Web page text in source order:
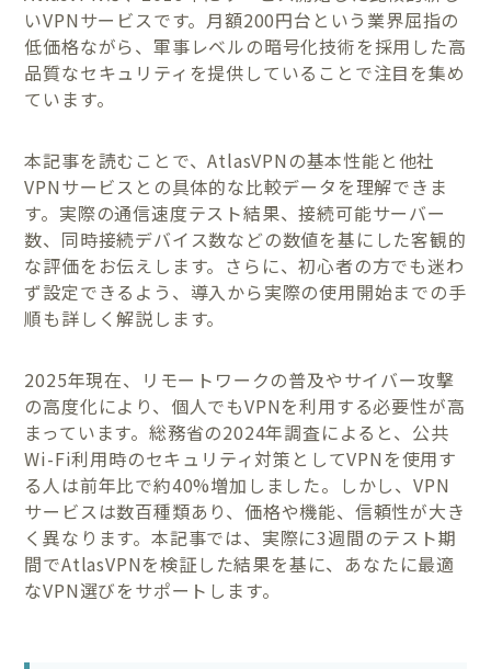
いVPNサービスです。月額200円台という業界屈指の
低価格ながら、軍事レベルの暗号化技術を採用した高
品質なセキュリティを提供していることで注目を集め
ています。
本記事を読むことで、AtlasVPNの基本性能と他社
VPNサービスとの具体的な比較データを理解できま
す。実際の通信速度テスト結果、接続可能サーバー
数、同時接続デバイス数などの数値を基にした客観的
な評価をお伝えします。さらに、初心者の方でも迷わ
ず設定できるよう、導入から実際の使用開始までの手
順も詳しく解説します。
2025年現在、リモートワークの普及やサイバー攻撃
の高度化により、個人でもVPNを利用する必要性が高
まっています。総務省の2024年調査によると、公共
Wi-Fi利用時のセキュリティ対策としてVPNを使用す
る人は前年比で約40%増加しました。しかし、VPN
サービスは数百種類あり、価格や機能、信頼性が大き
く異なります。本記事では、実際に3週間のテスト期
間でAtlasVPNを検証した結果を基に、あなたに最適
なVPN選びをサポートします。